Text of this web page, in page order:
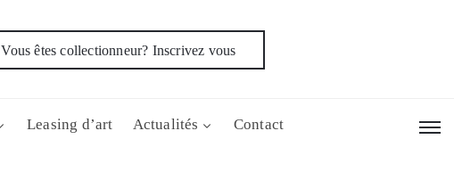
Vous êtes collectionneur? Inscrivez vous
Leasing d’art Actualités Contact